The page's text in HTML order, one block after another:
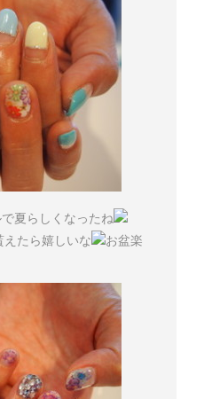
夏らしくなったね
えたら嬉しいな
お盆楽